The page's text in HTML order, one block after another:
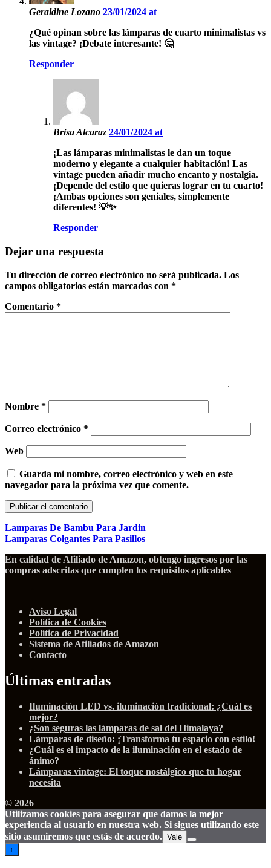
Geraldine Lozano 23/01/2024 at
¿Qué opinan sobre las lámparas de cuarto minimalistas vs
las vintage? ¡Debate interesante! 🤔
Responder
Brisa Alcaraz 24/01/2024 at
¡Las lámparas minimalistas le dan un toque
moderno y elegante a cualquier habitación! Las
vintage pueden añadir mucho encanto y nostalgia.
¡Depende del estilo que quieras lograr en tu cuarto!
¡Ambas opciones son geniales, simplemente
diferentes! 💡✨
Responder
Dejar una respuesta
Tu dirección de correo electrónico no será publicada. Los
campos obligatorios están marcados con *
Comentario *
Nombre *
Correo electrónico *
Web
Guarda mi nombre, correo electrónico y web en este
navegador para la próxima vez que comente.
Lamparas De Bambu Para Jardin
Lamparas Colgantes Para Pasillos
En calidad de Afiliado de Amazon, obtengo ingresos por las
compras adscritas que cumplen los requisitos aplicables
Aviso Legal
Política de Cookies
Política de Privacidad
Sistema de Afiliados de Amazon
Contacto
Últimas entradas
Iluminación LED vs. iluminación tradicional: ¿Cuál es
mejor?
¿Son seguras las lámparas de sal del Himalaya?
Lámparas de diseño: ¡Transforma tu espacio con estilo!
¿Cuál es el impacto de la iluminación en el estado de
ánimo?
Lámparas vintage: El toque nostálgico que tu hogar
necesita
© 2026
Utilizamos cookies para asegurar que damos la mejor
experiencia al usuario en nuestra web. Si sigues utilizando este
sitio asumiremos que estás de acuerdo. Vale
↑